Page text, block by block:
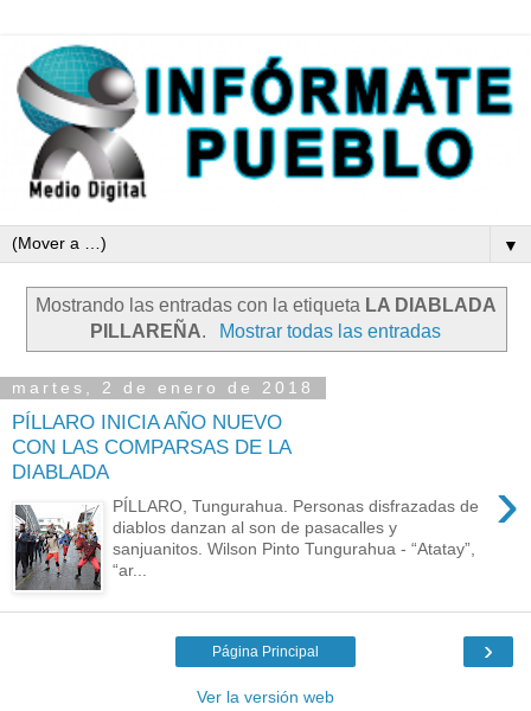
▼
Mostrando las entradas con la etiqueta LA DIABLADA
PILLAREÑA. Mostrar todas las entradas
martes, 2 de enero de 2018
PÍLLARO INICIA AÑO NUEVO
CON LAS COMPARSAS DE LA
DIABLADA
›
PÍLLARO, Tungurahua. Personas disfrazadas de
diablos danzan al son de pasacalles y
sanjuanitos. Wilson Pinto Tungurahua - “Atatay”,
“ar...
›
Página Principal
Ver la versión web